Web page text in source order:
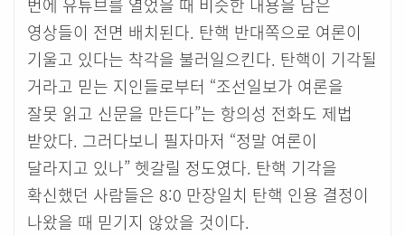
번에 유튜브를 열었을 때 비슷한 내용을 담은
영상들이 전면 배치된다. 탄핵 반대쪽으로 여론이
기울고 있다는 착각을 불러일으킨다. 탄핵이 기각될
거라고 믿는 지인들로부터 “조선일보가 여론을
잘못 읽고 신문을 만든다”는 항의성 전화도 제법
받았다. 그러다보니 필자마저 “정말 여론이
달라지고 있나” 헷갈릴 정도였다. 탄핵 기각을
확신했던 사람들은 8:0 만장일치 탄핵 인용 결정이
나왔을 때 믿기지 않았을 것이다.